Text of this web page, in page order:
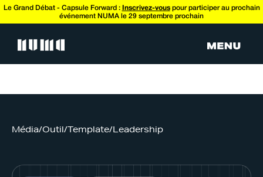
Le Grand Débat - Capsule Forward : Inscrivez-vouspour participer au prochain
événement NUMA le 29 septembre prochain
Média/Outil/Template/Leadership